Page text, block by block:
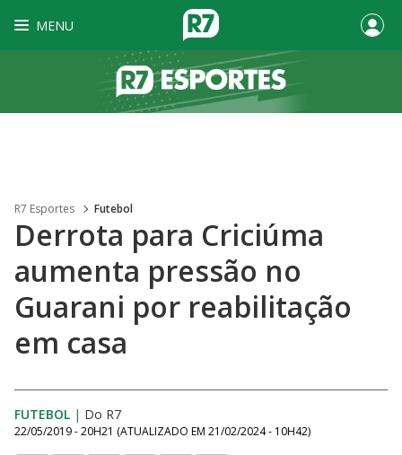
MENU
R7 Esportes Futebol
Derrota para Criciúma
aumenta pressão no
Guarani por reabilitação
em casa
FUTEBOL | Do R7
22/05/2019 - 20H21 (ATUALIZADO EM 21/02/2024 - 10H42)